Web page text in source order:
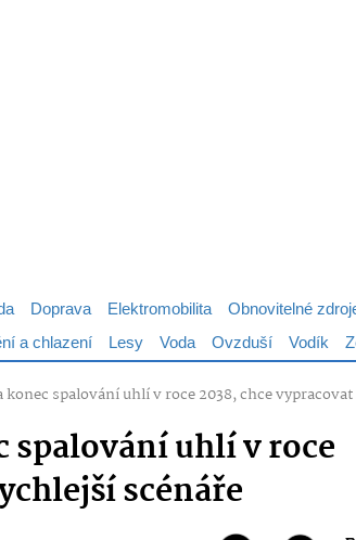
Doprava Elektromobilita Obnovitelné
a chlazení Lesy Voda Ovzduší Vodík
konec spalování uhlí v roce 2038, chce
spalování uhlí v roce
scénáře